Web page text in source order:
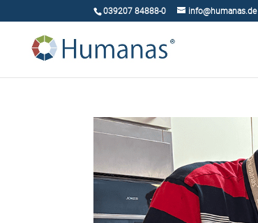
039207 84888-0 info@humanas.de